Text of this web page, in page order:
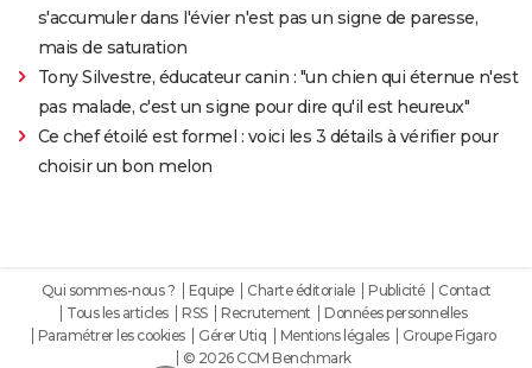
s'accumuler dans l'évier n'est pas un signe de paresse,
mais de saturation
Tony Silvestre, éducateur canin : "un chien qui éternue n'est
pas malade, c'est un signe pour dire qu'il est heureux"
Ce chef étoilé est formel : voici les 3 détails à vérifier pour
choisir un bon melon
Qui sommes-nous ? Equipe Charte éditoriale Publicité
Contact
Tous les articles
RSS Recrutement
Données personnelles
Paramétrer les cookies
Gérer Utiq Mentions légales
Groupe Figaro
© 2026 CCM Benchmark